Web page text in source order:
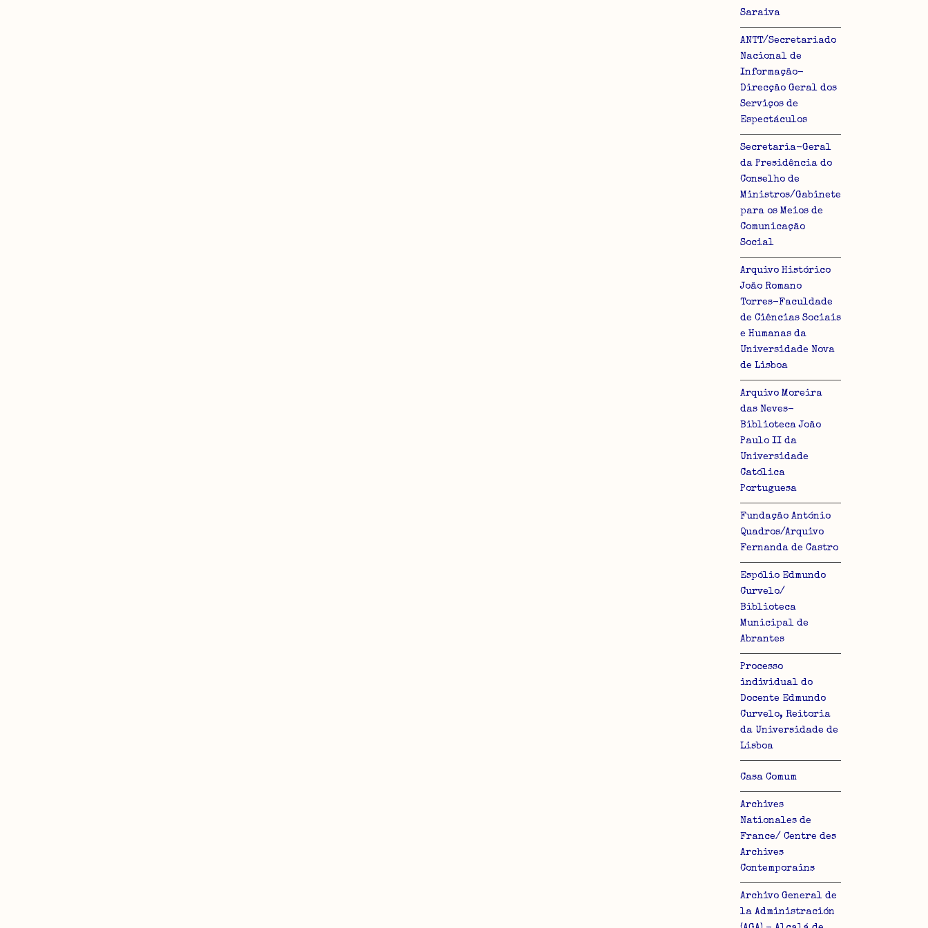
Saraiva
ANTT/Secretariado
Nacional de
Informação-
Direcção Geral dos
Serviços de
Espectáculos
Secretaria-Geral
da Presidência do
Conselho de
Ministros/Gabinete
para os Meios de
Comunicação
Social
Arquivo Histórico
João Romano
Torres-Faculdade
de Ciências Sociais
e Humanas da
Universidade Nova
de Lisboa
Arquivo Moreira
das Neves-
Biblioteca João
Paulo II da
Universidade
Católica
Portuguesa
Fundação António
Quadros/Arquivo
Fernanda de Castro
Espólio Edmundo
Curvelo/
Biblioteca
Municipal de
Abrantes
Processo
individual do
Docente Edmundo
Curvelo, Reitoria
da Universidade de
Lisboa
Casa Comum
Archives
Nationales de
France/ Centre des
Archives
Contemporains
Archivo General de
la Administración